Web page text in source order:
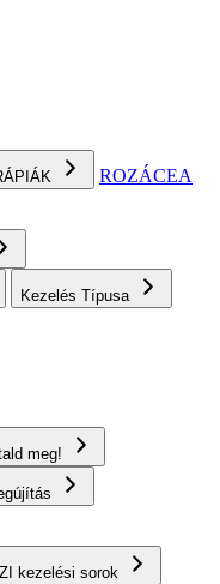
ROZÁCEA
Kezelés Típusa
meg!
kezelési sorok